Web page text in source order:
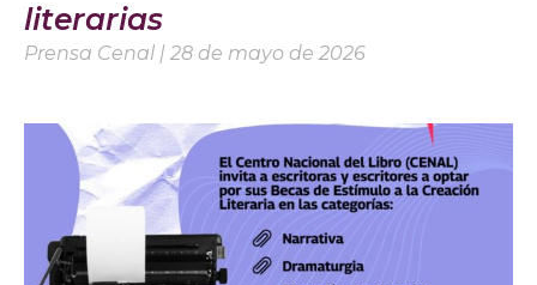
literarias
Prensa Cenal 28 de mayo de 2026